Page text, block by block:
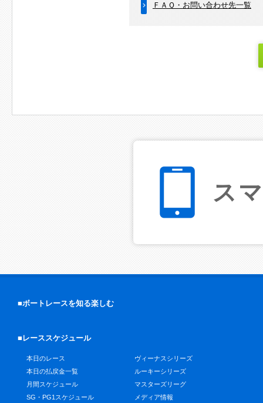
ＦＡＱ・お問い合わせ先一覧
ス
■ボートレースを知る楽しむ
■レーススケジュール
本日のレース
本日の払戻金一覧
月間スケジュール
SG・PG1スケジュール
ヴィーナスシリーズ
ルーキーシリーズ
マスターズリーグ
メディア情報